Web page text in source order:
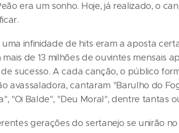
era um sonho. Hoje, já realizado, o
uma infinidade de hits eram a aposta
de 13 milhões de ouvintes mensais
de sucesso. A cada canção, o público
avassaladora, cantaram "Barulho do
"Oi Balde", "Deu Moral", dentre tantas
gerações do sertanejo se unirão